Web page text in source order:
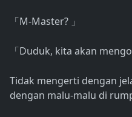
「 M-Master? 」
「 Duduk, kita akan
Tidak mengerti dengan
dengan malu-malu di